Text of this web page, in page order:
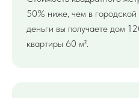
50% ниже, чем в
деньги вы получаете дом
квартиры 60 м².